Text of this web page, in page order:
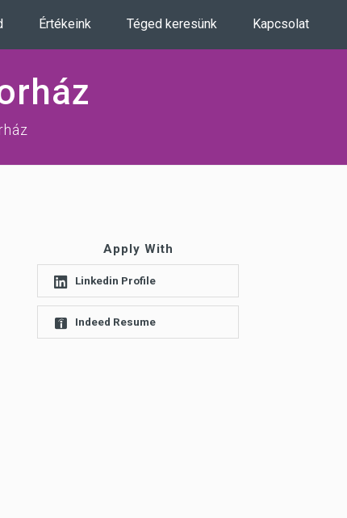
Értékeink Téged keresünk Kapcsolat
Apply With
Linkedin Profile
Indeed Resume